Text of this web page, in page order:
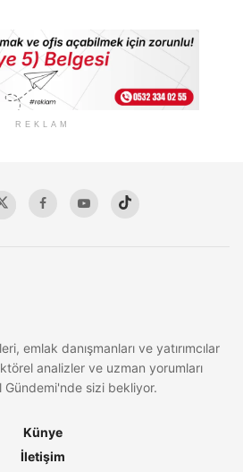
REKLAM
emlak danışmanları ve yatırımcılar
analizler ve uzman yorumları
Gündemi'nde sizi bekliyor.
Künye
İletişim